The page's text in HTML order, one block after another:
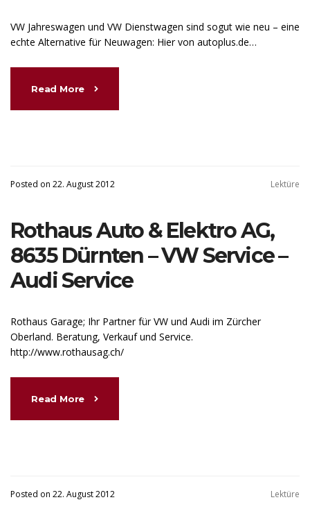
VW Jahreswagen und VW Dienstwagen sind sogut wie neu – eine
echte Alternative für Neuwagen: Hier von autoplus.de…
Read More
Posted on 22. August 2012 Lektüre
Rothaus Auto & Elektro AG,
8635 Dürnten – VW Service –
Audi Service
Rothaus Garage; Ihr Partner für VW und Audi im Zürcher
Oberland. Beratung, Verkauf und Service.
http://www.rothausag.ch/
Read More
Posted on 22. August 2012 Lektüre